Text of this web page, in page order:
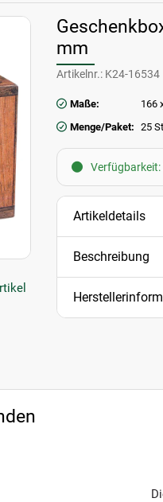
mm
Artikelnr.: K24-16534
Maße: 166
Menge/Paket: 25
Verfügbarkeit:
Artikeldetails
Beschreibung